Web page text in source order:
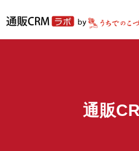
通販